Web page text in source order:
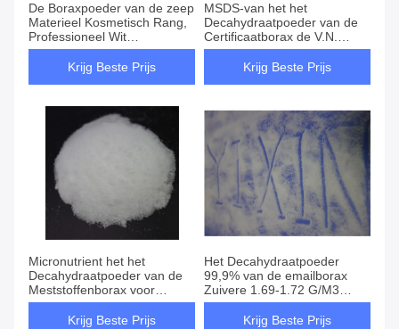
De Boraxpoeder van de zeep
Materieel Kosmetisch Rang,
Professioneel Wit
Boraxnatrium
Krijg Beste Prijs
MSDS-van het het
Decahydraatpoeder van de
Certificaatborax de V.N.
Nummer 1458 Kookpunt
1575 °CKrijg Beste Prijs
Micronutrient het het
Decahydraatpoeder van de
Meststoffenborax voor
smeedt Lassen Houten
Bewaarmiddel
Krijg Beste Prijs
Het Decahydraatpoeder
99,9% van de emailborax
Zuivere 1.69-1.72 G/M3
Dichtheid
Krijg Beste Prijs